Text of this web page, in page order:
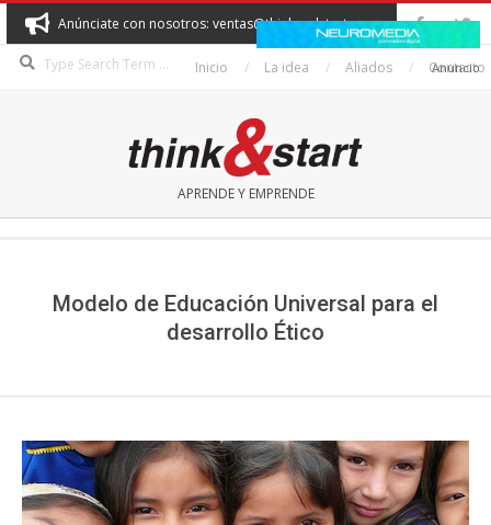
Skip
to
content
Anúnciate con nosotros: ventas@thinkandstart.com
Inicio La idea Aliados Contacto
THINK&START
APRENDE Y EMPRENDE
Anuncio
Modelo de Educación Universal para el
desarrollo Ético